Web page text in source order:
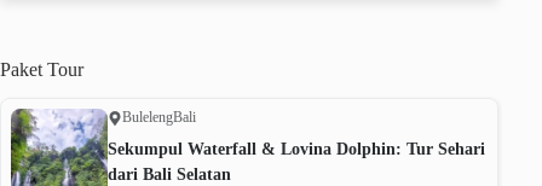
Paket Tour
BulelengBali
Sekumpul Waterfall & Lovina Dolphin: Tur Sehari
dari Bali Selatan